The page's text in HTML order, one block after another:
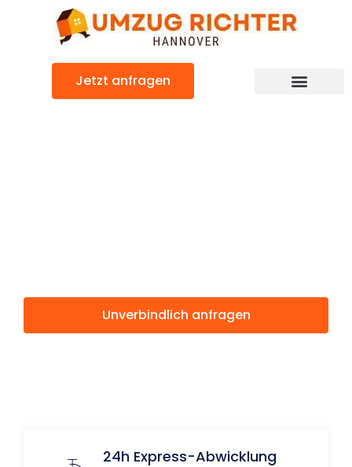
Jetzt anfragen
Unverbindlich anfragen
24h Express-Abwicklung